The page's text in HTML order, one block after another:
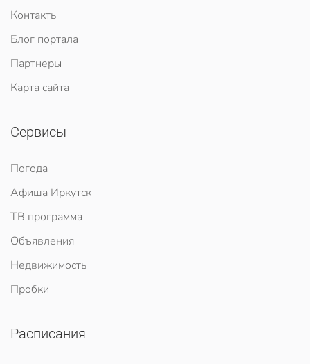
Контакты
Блог портала
Партнеры
Карта сайта
Сервисы
Погода
Афиша Иркутск
ТВ программа
Объявления
Недвижимость
Пробки
Расписания